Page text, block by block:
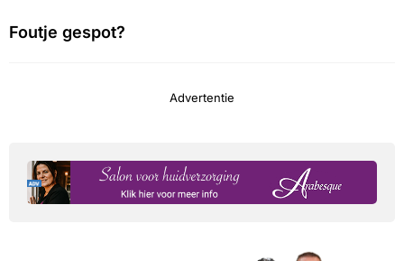
Foutje gespot?
Advertentie